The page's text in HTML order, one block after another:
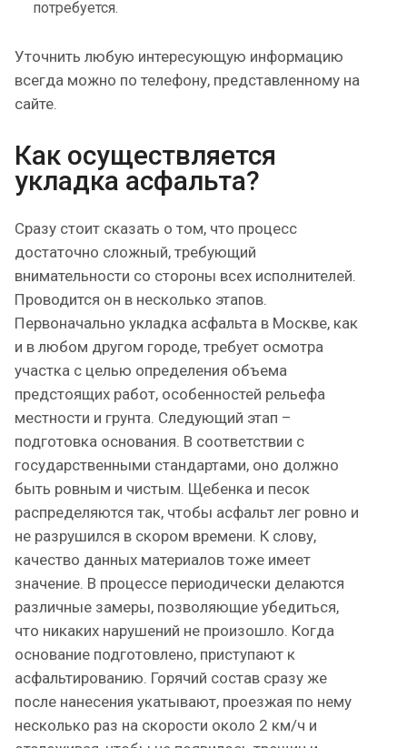
потребуется.
Уточнить любую интересующую информацию
всегда можно по телефону, представленному на
сайте.
Как осуществляется
укладка асфальта?
Сразу стоит сказать о том, что процесс
достаточно сложный, требующий
внимательности со стороны всех исполнителей.
Проводится он в несколько этапов.
Первоначально укладка асфальта в Москве, как
и в любом другом городе, требует осмотра
участка с целью определения объема
предстоящих работ, особенностей рельефа
местности и грунта. Следующий этап –
подготовка основания. В соответствии с
государственными стандартами, оно должно
быть ровным и чистым. Щебенка и песок
распределяются так, чтобы асфальт лег ровно и
не разрушился в скором времени. К слову,
качество данных материалов тоже имеет
значение. В процессе периодически делаются
различные замеры, позволяющие убедиться,
что никаких нарушений не произошло. Когда
основание подготовлено, приступают к
асфальтированию. Горячий состав сразу же
после нанесения укатывают, проезжая по нему
несколько раз на скорости около 2 км/ч и